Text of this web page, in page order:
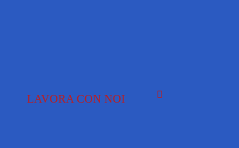
LAVORA CON NOI